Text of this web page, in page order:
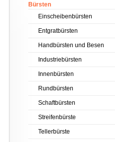
Bürsten
Einscheibenbürsten
Entgratbürsten
Handbürsten und Besen
Industriebürsten
Innenbürsten
Rundbürsten
Schaftbürsten
Streifenbürste
Tellerbürste